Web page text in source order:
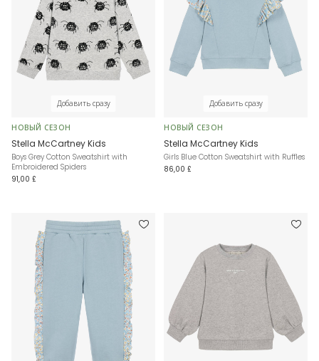
Добавить сразу
НОВЫЙ СЕЗОН
Stella McCartney Kids
Boys Grey Cotton Sweatshirt with
Embroidered Spiders
91,00 £
Добавить сразу
НОВЫЙ СЕЗОН
Stella McCartney Kids
Girls Blue Cotton Sweatshirt with Ruffles
86,00 £